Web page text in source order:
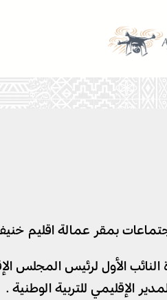
اليوم الإثنين 14 شتنبر من الشهر الجاري، انعقاد الدورة العادية
الإقليمي للتربية الوطنية .